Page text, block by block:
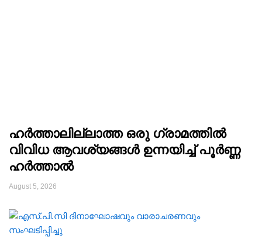
ഹർത്താലില്ലാത്ത ഒരു ഗ്രാമത്തിൽ
വിവിധ ആവശ്യങ്ങൾ ഉന്നയിച്ച് പൂർണ്ണ
ഹർത്താൽ
August 5, 2026